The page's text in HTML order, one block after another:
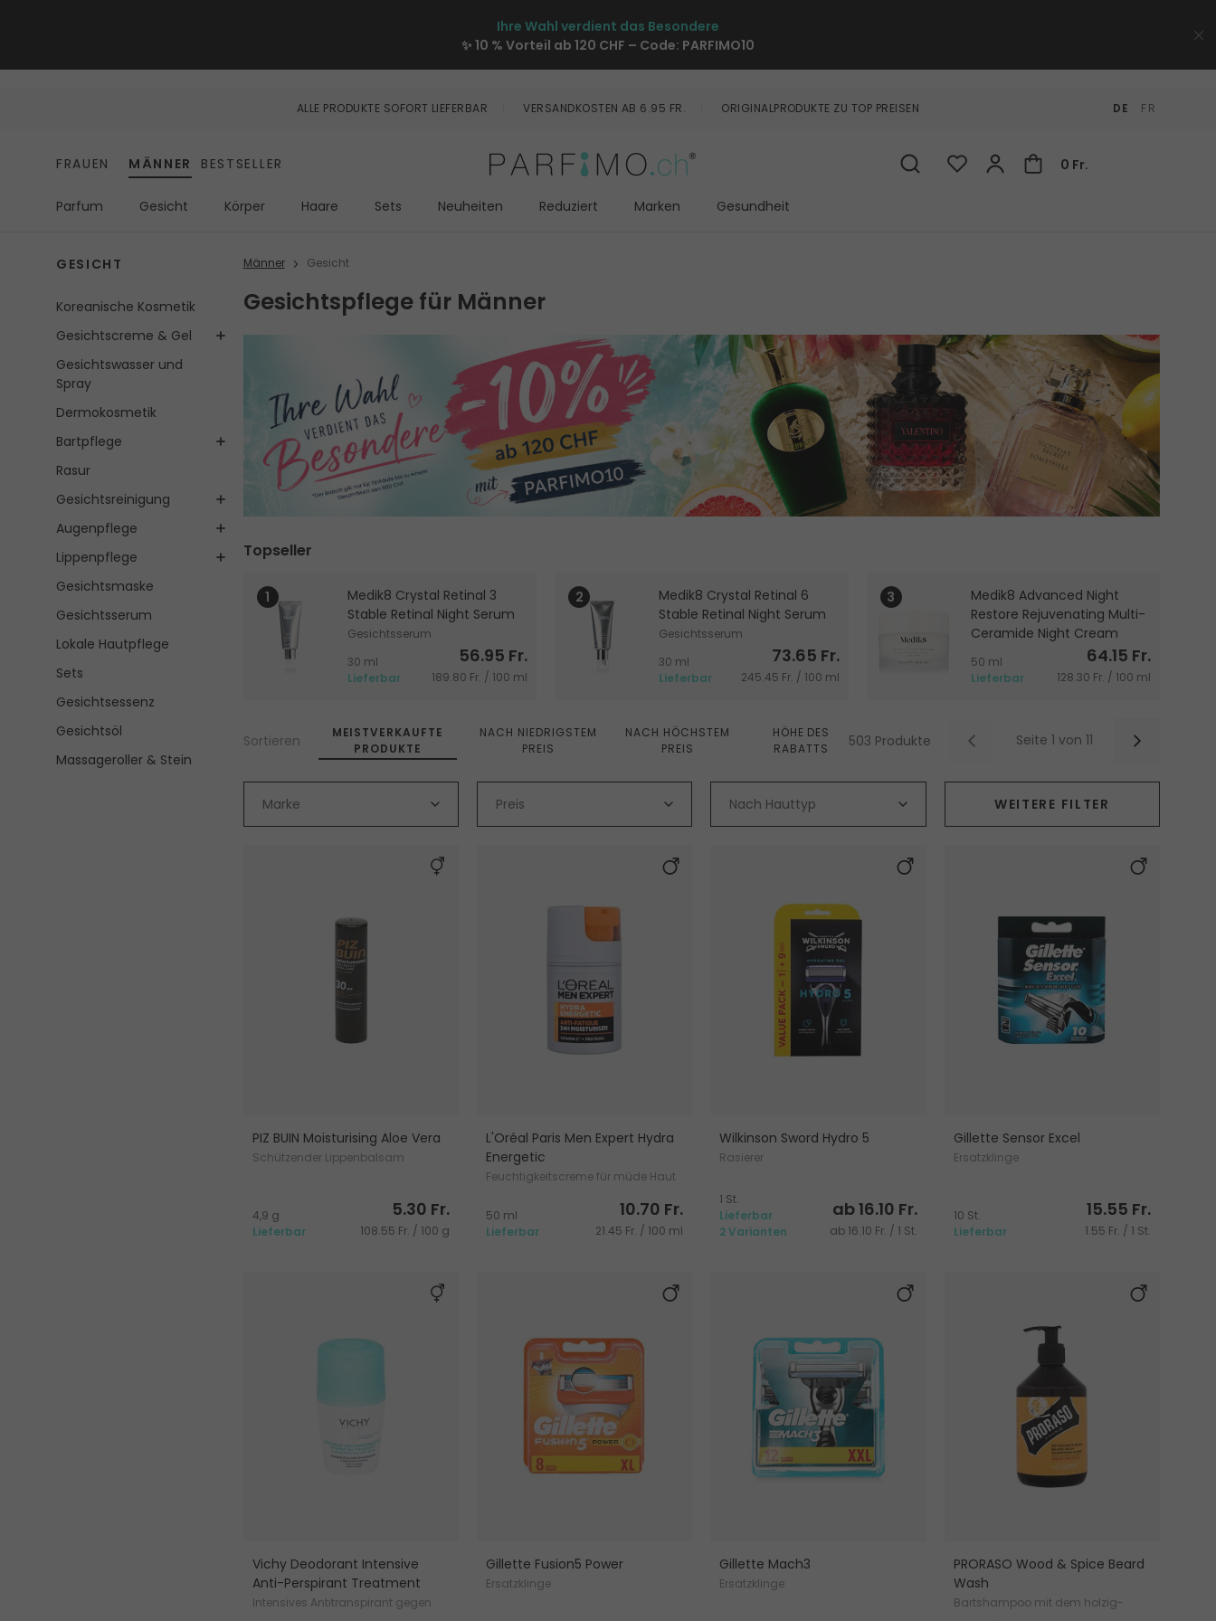
Ihre Wahl verdient das Besondere
✨ 10 % Vorteil ab 120 CHF – Code: PARFIMO10
ALLE PRODUKTE SOFORT LIEFERBAR VERSANDKOSTEN AB 6.95 FR. ORIGINALPRODUKTE ZU TOP PREISEN DE FR
FRAUEN MÄNNER BESTSELLER 0 Fr.
Parfum Gesicht Körper Haare Sets Neuheiten Reduziert Marken Gesundheit
GESICHT
Koreanische Kosmetik
Gesichtscreme & Gel
Gesichtswasser und
Spray
Dermokosmetik
Bartpflege
Rasur
Gesichtsreinigung
Augenpflege
Lippenpflege
Gesichtsmaske
Gesichtsserum
Lokale Hautpflege
Sets
Gesichtsessenz
Gesichtsöl
Massageroller & Stein
Männer Gesicht
Gesichtspflege für Männer
Topseller
Medik8 Crystal Retinal 3
Stable Retinal Night Serum
Gesichtsserum
30 ml
Lieferbar
56.95 Fr.
189.80 Fr. / 100 ml
Medik8 Crystal Retinal 6
Stable Retinal Night Serum
Gesichtsserum
30 ml
Lieferbar
73.65 Fr.
245.45 Fr. / 100 ml
Medik8 Advanced Night
Restore Rejuvenating Multi-
Ceramide Night Cream
50 ml
Lieferbar
64.15 Fr.
128.30 Fr. / 100 ml
Sortieren
MEISTVERKAUFTE
PRODUKTE
NACH NIEDRIGSTEM
PREIS
NACH HÖCHSTEM
PREIS
HÖHE DES
RABATTS
503 Produkte Seite 1 von 11
Marke Preis Nach Hauttyp Nach Hautproblem
WEITERE FILTER
PIZ BUIN Moisturising Aloe Vera
Schützender Lippenbalsam
4,9 g
Lieferbar
5.30 Fr.
108.55 Fr. / 100 g
L'Oréal Paris Men Expert Hydra
Energetic
Feuchtigkeitscreme für müde Haut
50 ml
Lieferbar
10.70 Fr.
21.45 Fr. / 100 ml
Wilkinson Sword Hydro 5
Rasierer
1 St.
Lieferbar
2 Varianten
ab 16.10 Fr.
ab 16.10 Fr. / 1 St.
Gillette Sensor Excel
Ersatzklinge
10 St.
Lieferbar
15.55 Fr.
1.55 Fr. / 1 St.
Vichy Deodorant Intensive
Anti-Perspirant Treatment
Intensives Antitranspirant gegen
Gillette Fusion5 Power
Ersatzklinge
Gillette Mach3
Ersatzklinge
PRORASO Wood & Spice Beard
Wash
Bartshampoo mit dem holzig-